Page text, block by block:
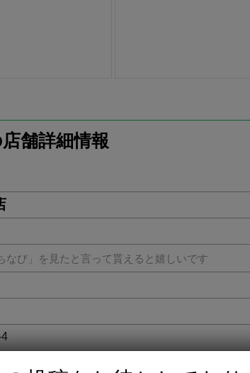
舗詳細情報
び」を見たと言って貰えると嬉しいです
す。